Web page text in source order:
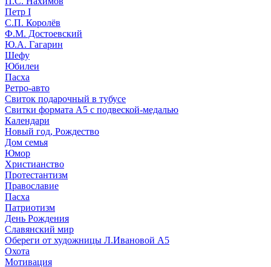
Петр I
С.П. Королёв
Ф.М. Достоевский
Ю.А. Гагарин
Шефу
Юбилеи
Пасха
Ретро-авто
Свиток подарочный в тубусе
Свитки формата А5 с подвеской-медалью
Календари
Новый год, Рождество
Дом семья
Юмор
Христианство
Протестантизм
Православие
Пасха
Патриотизм
День Рождения
Славянский мир
Обереги от художницы Л.Ивановой А5
Охота
Мотивация